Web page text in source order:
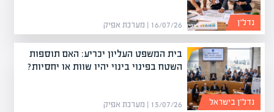
16/07/26 | מערכת אפיק נדל”ן
בית המשפט העליון יכריע: האם תוספות
השטח בפינוי בינוי יהיו שוות או יחסיות?
13/07/26 | מערכת אפיק נדל”ן בישראל